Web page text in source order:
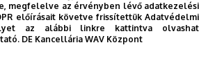
megfelelve az érvényben lévő adatkezelési
előírásait követve frissítettük Adatvédelmi
az alábbi linkre kattintva olvashat
DE Kancellária WAV Központ